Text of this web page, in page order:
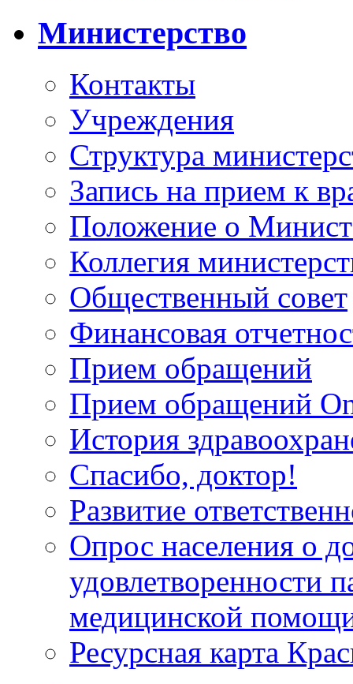
Министерство
Контакты
Учреждения
Структура
Запись на прием к
Положение о
Коллегия
Общественный совет
Финансовая
Прием обращений
Прием обращений
История
Спасибо, доктор!
Развитие
Опрос населения о
удовлетворенности
медицинской
Ресурсная карта